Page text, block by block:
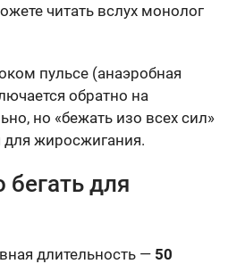
читать вслух монолог
пульсе (анаэробная
обратно на
но «бежать изо всех сил»
для жиросжигания.
для
длительность — 50